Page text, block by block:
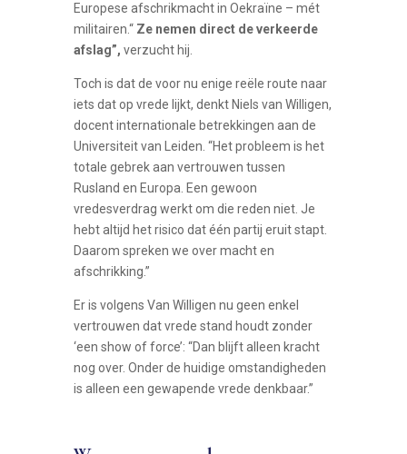
Europese afschrikmacht in Oekraïne – mét
militairen.“ Ze nemen direct de verkeerde
afslag”, verzucht hij.
Toch is dat de voor nu enige reële route naar
iets dat op vrede lijkt, denkt Niels van Willigen,
docent internationale betrekkingen aan de
Universiteit van Leiden. “Het probleem is het
totale gebrek aan vertrouwen tussen
Rusland en Europa. Een gewoon
vredesverdrag werkt om die reden niet. Je
hebt altijd het risico dat één partij eruit stapt.
Daarom spreken we over macht en
afschrikking.”
Er is volgens Van Willigen nu geen enkel
vertrouwen dat vrede stand houdt zonder
‘een show of force’: “Dan blijft alleen kracht
nog over. Onder de huidige omstandigheden
is alleen een gewapende vrede denkbaar.”